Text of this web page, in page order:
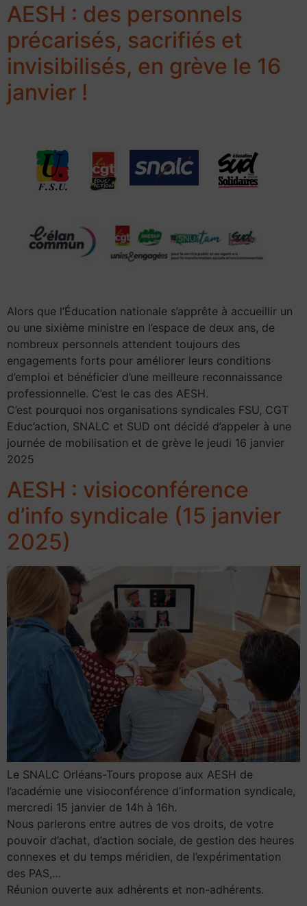
AESH : des personnels
précarisés, sacrifiés et
invisibilisés, en grève le 16
janvier !
Alors que l’Éducation nationale s’apprête à accueillir un
ou une sixième ministre en l’espace de deux ans, de
nombreux personnels attendent toujours des
engagements forts pour améliorer leurs conditions
d’emploi et bénéficier d’une meilleure reconnaissance
professionnelle. C’est le cas des AESH.
C’est pourquoi nos organisations syndicales FSU, CGT
Educ’action, SNALC et SUD ont décidé d’appeler à une
journée de mobilisation et de grève le jeudi 16 janvier
2025
AESH : visioconférence
d’info syndicale (15 janvier
2025)
Le SNALC Orléans-Tours propose aux AESH de
l’académie une visioconférence d’information syndicale,
mercredi 15 janvier de 14h à 16h.
Nous parlerons entre autres de vos droits, de votre
pouvoir d’achat, d’action sociale, de gestion des heures
connexes et du temps méridien, de l’expérimentation
des PAS,…
Réunion ouverte aux adhérents et non-adhérents.